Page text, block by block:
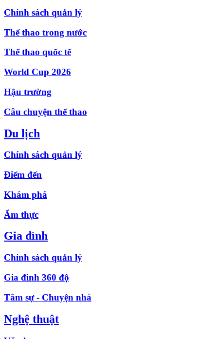
Chính sách quản lý
Thể thao trong nước
Thể thao quốc tế
World Cup 2026
Hậu trường
Câu chuyện thể thao
Du lịch
Chính sách quản lý
Điểm đến
Khám phá
Ẩm thực
Gia đình
Chính sách quản lý
Gia đình 360 độ
Tâm sự - Chuyện nhà
Nghệ thuật